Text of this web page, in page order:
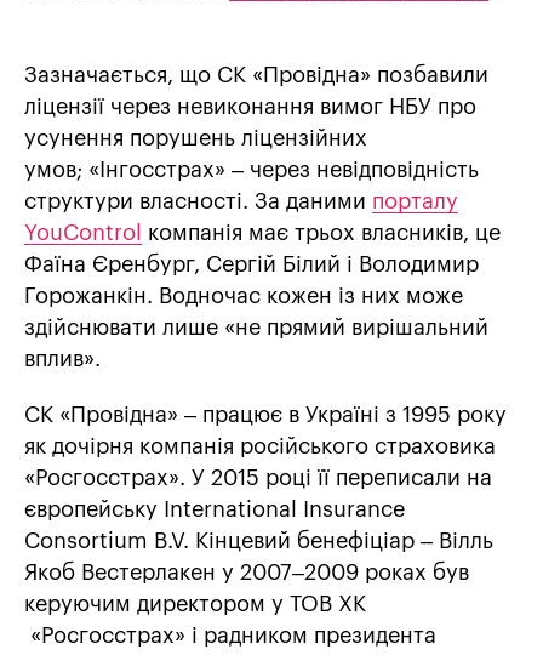
Зазначається, що СК «Провідна» позбавили
ліцензії через невиконання вимог НБУ про
усунення порушень ліцензійних
умов; «Інгосстрах» – через невідповідність
структури власності. За даними порталу
YouControl
компанія має трьох власників, це
Фаїна Єренбург, Сергій Білий і Володимир
Горожанкін. Водночас кожен із них може
здійснювати лише «не прямий вирішальний
вплив».
СК «Провідна» – працює в Україні з 1995 року
як дочірня компанія російського страховика
«Росгосстрах». У 2015 році її переписали на
європейську International Insurance
Consortium B.V. Кінцевий бенефіціар – Вілль
Якоб Вестерлакен у 2007–2009 роках був
керуючим директором у ТОВ ХК
«Росгосстрах» і радником президента